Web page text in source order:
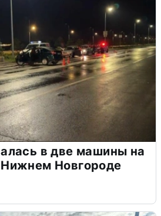
в две машины на
Новгороде